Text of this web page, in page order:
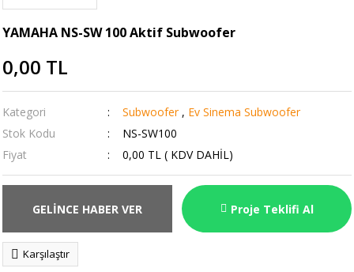
YAMAHA NS-SW 100 Aktif Subwoofer
0,00 TL
Kategori Subwoofer , Ev Sinema Subwoofer
Stok Kodu
NS-SW100
Fiyat
0,00 TL ( KDV DAHİL)
GELİNCE HABER VER Proje Teklifi Al
Karşılaştır